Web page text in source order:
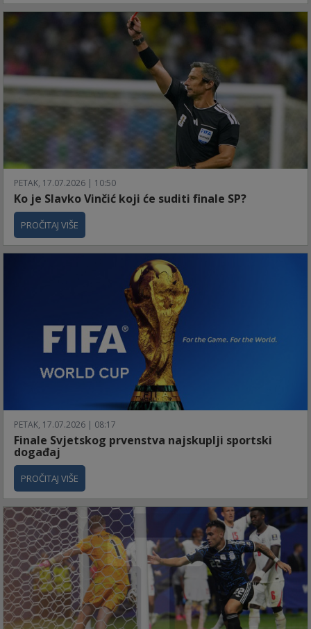
PETAK, 17.07.2026 | 10:50
Ko je Slavko Vinčić koji će suditi finale SP?
PROČITAJ VIŠE
PETAK, 17.07.2026 | 08:17
Finale Svjetskog prvenstva najskuplji sportski
događaj
PROČITAJ VIŠE